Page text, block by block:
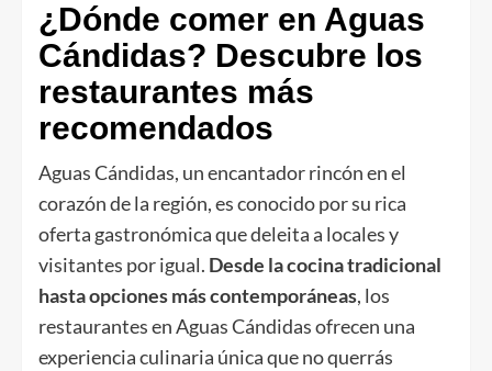
¿Dónde comer en Aguas
Cándidas? Descubre los
restaurantes más
recomendados
Aguas Cándidas, un encantador rincón en el
corazón de la región, es conocido por su rica
oferta gastronómica que deleita a locales y
visitantes por igual. Desde la cocina tradicional
hasta opciones más contemporáneas, los
restaurantes en Aguas Cándidas ofrecen una
experiencia culinaria única que no querrás